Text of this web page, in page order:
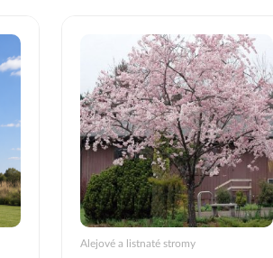
Alejové a listnaté stromy